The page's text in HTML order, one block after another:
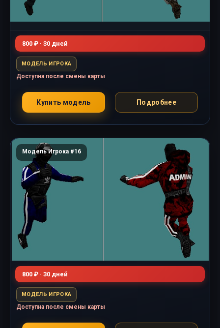
800 ₽ · 30 дней
МОДЕЛЬ ИГРОКА
Доступна после смены карты
Купить модель Подробнее
Модель Игрока #16
800 ₽ · 30 дней
МОДЕЛЬ ИГРОКА
Доступна после смены карты